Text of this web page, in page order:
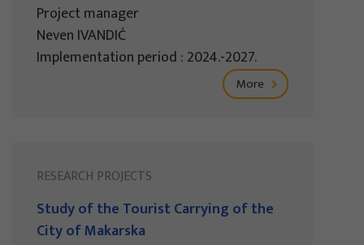
Project manager
Neven IVANDIĆ
Implementation period : 2024.-2027.
More
RESEARCH PROJECTS
Study of the Tourist Carrying of the
City of Makarska